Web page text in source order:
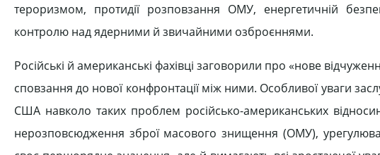
тероризмом, протидії розповзання ОМУ, енергетичній
контролю над ядерними й звичайними озброєннями.
Російські й американські фахівці заговорили про «нове
сповзання до нової конфронтації між ними. Особливої уваги
США навколо таких проблем російсько-американських
нерозповсюдження зброї масового знищення (ОМУ),